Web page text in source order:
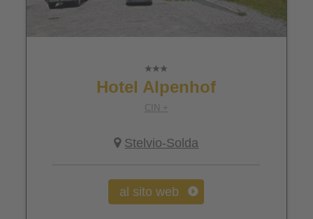
Hotel Alpenhof
CIN +
Stelvio-Solda
al sito web